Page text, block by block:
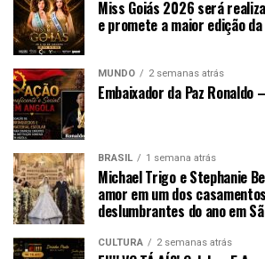
Miss Goiás 2026 será
e promete a maior edição
MUNDO 2 semanas atrás
Embaixador da Paz Ronaldo
BRASIL 1 semana atrás
Michael Trigo e Stephanie
amor em um dos
deslumbrantes do ano em
CULTURA 2 semanas atrás